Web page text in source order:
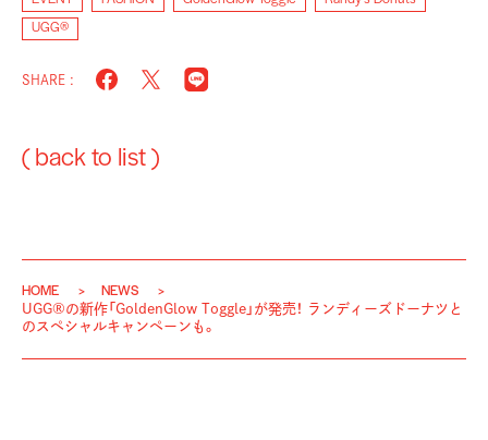
UGG®︎
SHARE :
( back to list )
HOME
NEWS
UGG®の新作「GoldenGlow Toggle」が発売！ ランディーズドーナツと
のスペシャルキャンペーンも。